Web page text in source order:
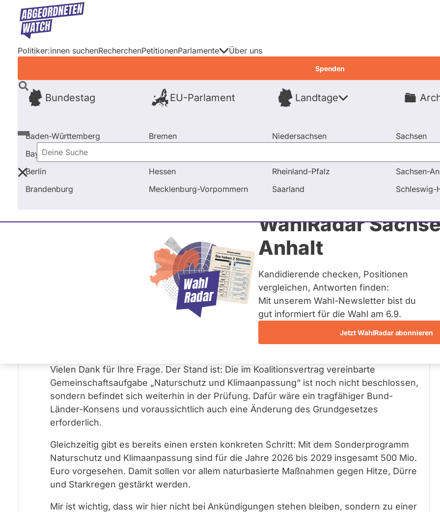
Direkt
Inhalt
Politiker:innen suchenRecherchenPetitionenParlamente
Bundestag EU-Parlament Landtage
Baden-Württemberg
Bayern
Berlin
Brandenburg
Bremen
Hessen
Mecklenburg-Vorpommern
Niedersachsen
Rheinland-Pfalz
Saarland
Sachsen
Sachsen-
Schleswig-
Über uns
Spenden
Deine
Suche
WahlRadar
Anhalt
Kandidierende checken, Positionen
vergleichen, Antworten finden:
Mit unserem Wahl-Newsletter bist du
gut informiert für die Wahl am 6.9.
Jetzt WahlRadar abonnieren
Startseite Frage stellen Klaus Mack Fragen und Antworten Im Koalitionsvertrag wurde ein Prüfauftrag für
Klaus Mack
Fragen beantwortet
Zum
Im Koalitionsvertrag wurde ein Prüfauftrag für eine Gemeinschaftsaufgabe
Naturschutz und Klimaanpassung vereinbart. Wie ist der Stand?
Vielen Dank für Ihre Frage. Der Stand ist: Die im Koalitionsvertrag vereinbarte
Gemeinschaftsaufgabe „Naturschutz und Klimaanpassung“ ist noch nicht beschlossen,
sondern befindet sich weiterhin in der Prüfung. Dafür wäre ein tragfähiger Bund-
Länder-Konsens und voraussichtlich auch eine Änderung des Grundgesetzes
erforderlich.
Gleichzeitig gibt es bereits einen ersten konkreten Schritt: Mit dem Sonderprogramm
Naturschutz und Klimaanpassung sind für die Jahre 2026 bis 2029 insgesamt 500 Mio.
Euro vorgesehen. Damit sollen vor allem naturbasierte Maßnahmen gegen Hitze, Dürre
und Starkregen gestärkt werden.
Mir ist wichtig, dass wir hier nicht bei Ankündigungen stehen bleiben, sondern zu einer